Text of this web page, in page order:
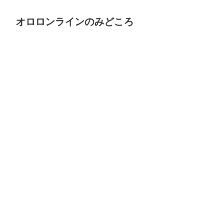
オロロンラインのみどころ